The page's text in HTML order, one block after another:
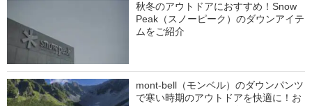
秋冬のアウトドアにおすすめ！Snow
Peak（スノーピーク）のダウンアイテ
ムをご紹介
mont-bell（モンベル）のダウンパンツ
で寒い時期のアウトドアを快適に！お